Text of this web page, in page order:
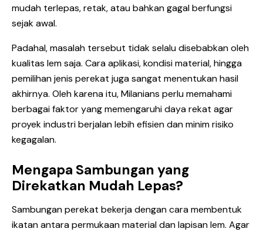
mudah terlepas, retak, atau bahkan gagal berfungsi
sejak awal.
Padahal, masalah tersebut tidak selalu disebabkan oleh
kualitas lem saja. Cara aplikasi, kondisi material, hingga
pemilihan jenis perekat juga sangat menentukan hasil
akhirnya. Oleh karena itu, Milanians perlu memahami
berbagai faktor yang memengaruhi daya rekat agar
proyek industri berjalan lebih efisien dan minim risiko
kegagalan.
Mengapa Sambungan yang
Direkatkan Mudah Lepas?
Sambungan perekat bekerja dengan cara membentuk
ikatan antara permukaan material dan lapisan lem. Agar